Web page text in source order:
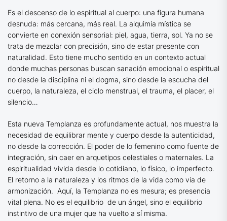
Es el descenso de lo espiritual al cuerpo: una figura humana
desnuda: más cercana, más real. La alquimia mística se
convierte en conexión sensorial: piel, agua, tierra, sol. Ya no se
trata de mezclar con precisión, sino de estar presente con
naturalidad. Esto tiene mucho sentido en un contexto actual
donde muchas personas buscan sanación emocional o espiritual
no desde la disciplina ni el dogma, sino desde la escucha del
cuerpo, la naturaleza, el ciclo menstrual, el trauma, el placer, el
silencio…
Esta nueva Templanza es profundamente actual, nos muestra la
necesidad de equilibrar mente y cuerpo desde la autenticidad,
no desde la corrección. El poder de lo femenino como fuente de
integración, sin caer en arquetipos celestiales o maternales. La
espiritualidad vivida desde lo cotidiano, lo físico, lo imperfecto.
El retorno a la naturaleza y los ritmos de la vida como vía de
armonización. Aquí, la Templanza no es mesura; es presencia
vital plena. No es el equilibrio de un ángel, sino el equilibrio
instintivo de una mujer que ha vuelto a sí misma.